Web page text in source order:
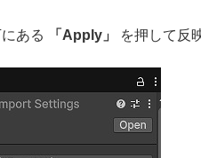
ある
「Apply」 を押して反